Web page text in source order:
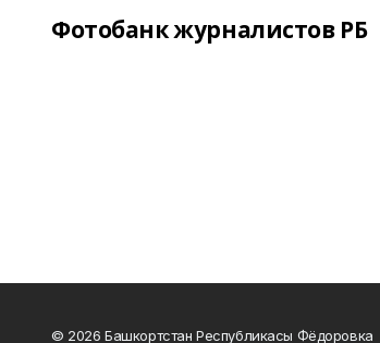
Фотобанк журналистов РБ
© 2026 Башкортстан Республикасы Фёдоровка